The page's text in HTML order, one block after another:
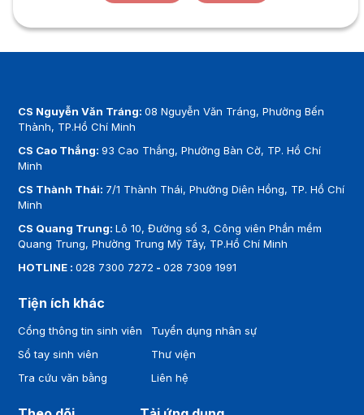
CS Nguyễn Văn Tráng:
Thành, TP.Hồ Chí Minh
CS Cao Thắng:
Minh
CS Thành Thái:7/1 Thành Thái, Phường Diên Hồng, TP. Hồ Chí
Minh
Quang Trung, Phường Trung Mỹ Tây, TP.Hồ Chí Minh
HOTLINE :028 7300 7272-028 7309 1991
Tiện ích khác